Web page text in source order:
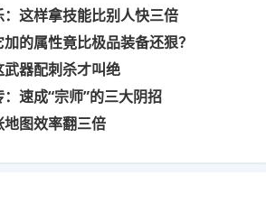
这样拿技能比别人快三倍
的属性竟比极品装备还狠？
器配刺杀才叫绝
速成“宗师”的三大阴招
图效率翻三倍